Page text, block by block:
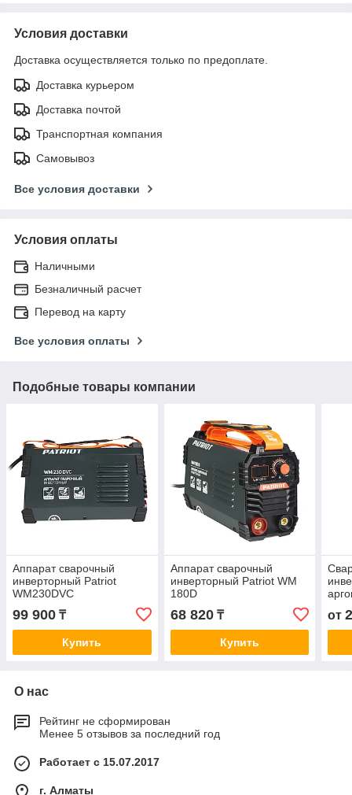
Условия доставки
Доставка осуществляется только по предоплате.
Доставка курьером
Доставка почтой
Транспортная компания
Самовывоз
Все условия доставки
Условия оплаты
Наличными
Безналичный расчет
Перевод на карту
Все условия оплаты
Подобные товары компании
Аппарат сварочный
инверторный Patriot
WM230DVC
99 900 ₸
Купить
Аппарат сварочный
инверторный Patriot WM
180D
68 820₸
Купить
от
О нас
Рейтинг не сформирован
Менее 5 отзывов за последний год
Работает с 15.07.2017
г. Алматы